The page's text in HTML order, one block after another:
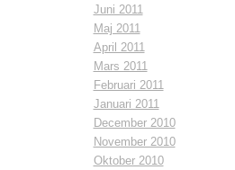
Juni 2011
Maj 2011
April 2011
Mars 2011
Februari 2011
Januari 2011
December 2010
November 2010
Oktober 2010